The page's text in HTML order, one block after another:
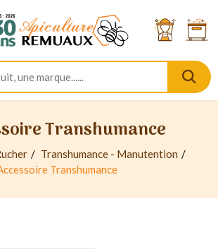
Transhumance
Transhumance - Manutention
Transhumance